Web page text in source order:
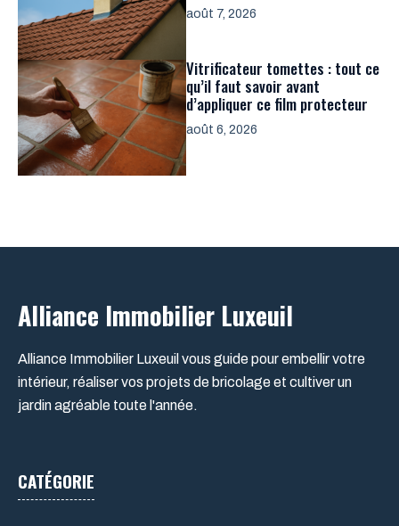
août 7, 2026
Vitrificateur tomettes : tout ce
qu’il faut savoir avant
d’appliquer ce film protecteur
août 6, 2026
Alliance Immobilier Luxeuil
Alliance Immobilier Luxeuil vous guide pour embellir votre
intérieur, réaliser vos projets de bricolage et cultiver un
jardin agréable toute l'année.
CATÉGORIE